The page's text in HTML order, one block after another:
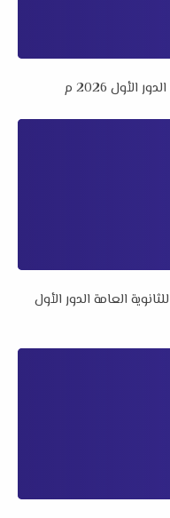
الأول 2026 م
العامة الدور الأول